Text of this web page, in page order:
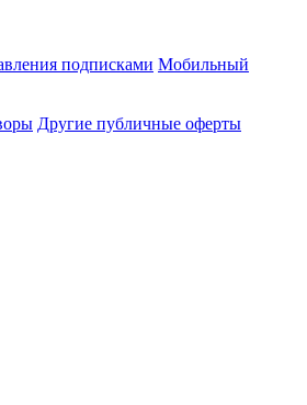
подписками Мобильный
Другие публичные оферты